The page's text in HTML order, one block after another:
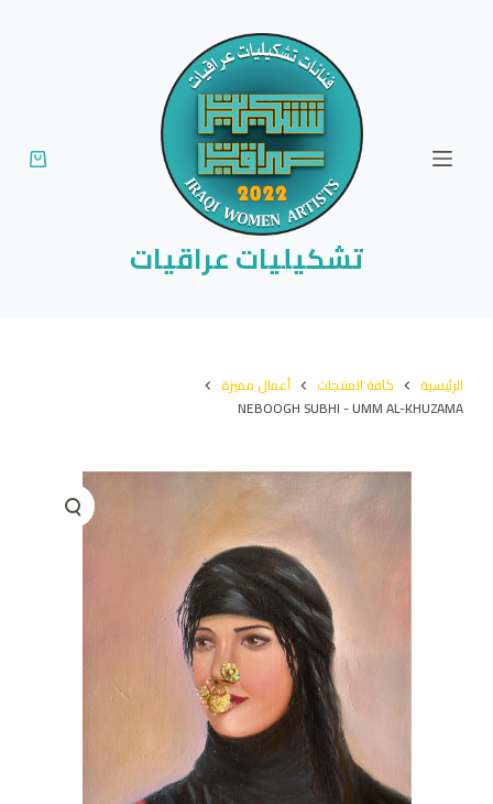
تشكيليات عراقيات
الرئيسية كافة المنتجات
أعمال مميزة
NEBOOGH SUBHI - UMM AL-KHUZAMA